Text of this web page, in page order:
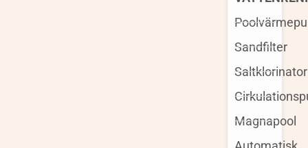
Sandfilter
Saltklorinator
Magnapool